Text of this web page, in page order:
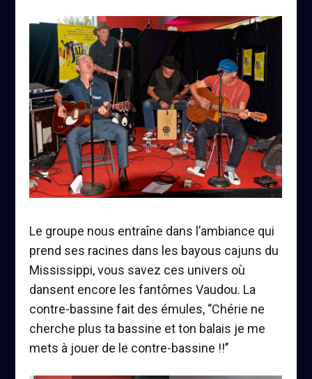
Le groupe nous entraîne dans l’ambiance qui
prend ses racines dans les bayous cajuns du
Mississippi, vous savez ces univers où
dansent encore les fantômes Vaudou. La
contre-bassine fait des émules, ‘’Chérie ne
cherche plus ta bassine et ton balais je me
mets à jouer de le contre-bassine !!’’